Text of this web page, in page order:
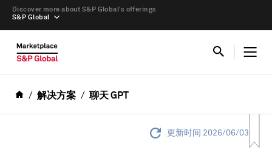
S&P Global
Discover more about S&P Global’s offerings
解决方案 聊天 GPT
更新时间 2026/06/03